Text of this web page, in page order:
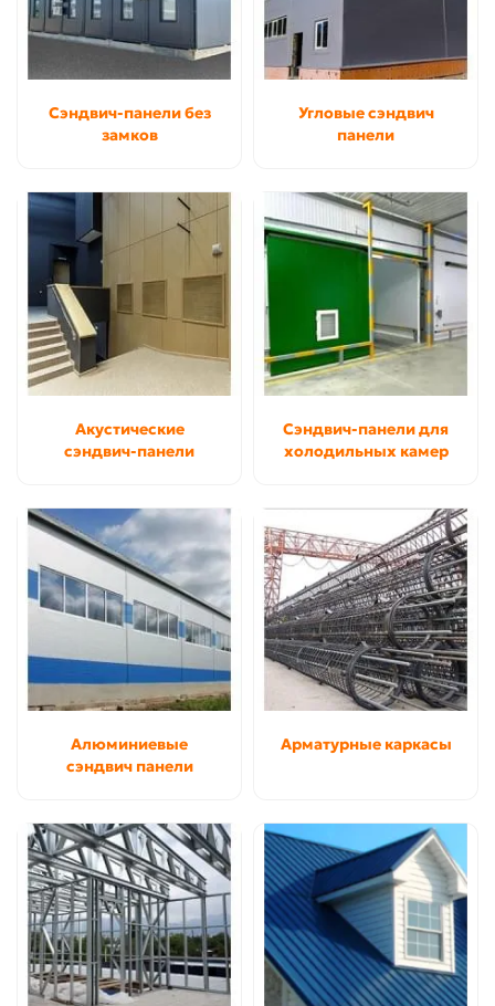
Сэндвич-панели без
замков
Угловые сэндвич
панели
Акустические
сэндвич-панели
Сэндвич-панели для
холодильных камер
Алюминиевые
сэндвич панели
Арматурные каркасы